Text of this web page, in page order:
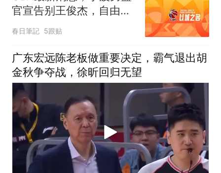
官宣告别王俊杰，自由球
员名单再度更新！
春日筆記 5跟贴
广东宏远陈老板做重要决定，霸气退出胡
金秋争夺战，徐昕回归无望